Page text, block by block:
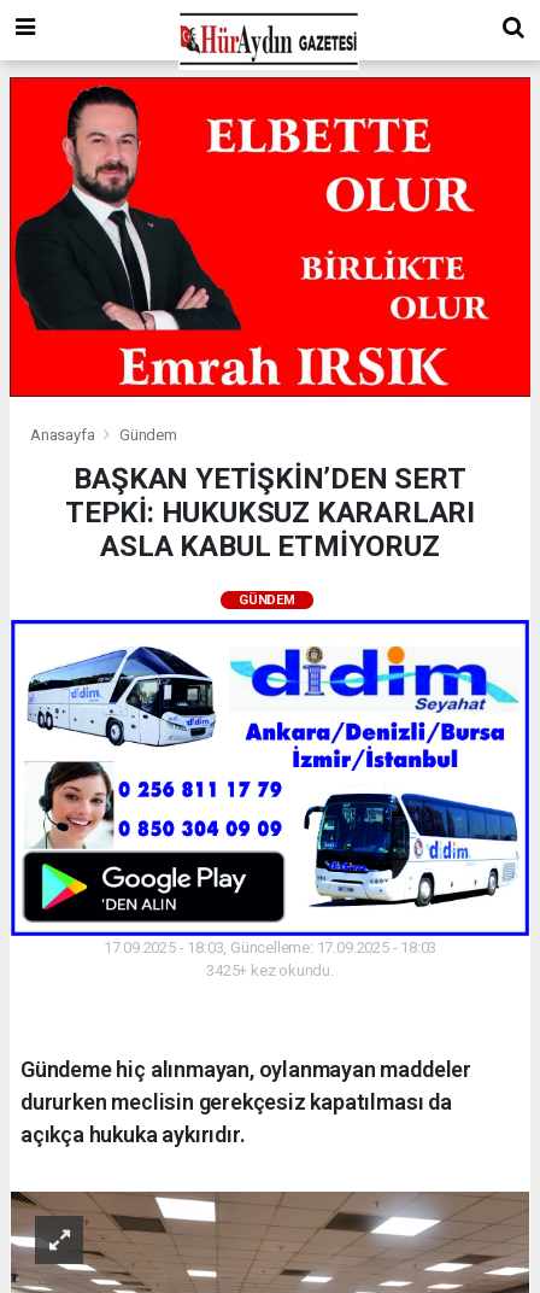
Anasayfa Gündem
BAŞKAN YETİŞKİN’DEN SERT
TEPKİ: HUKUKSUZ KARARLARI
ASLA KABUL ETMİYORUZ
GÜNDEM
17.09.2025 - 18:03, Güncelleme: 17.09.2025 - 18:03
3425+ kez okundu.
Gündeme hiç alınmayan, oylanmayan maddeler
dururken meclisin gerekçesiz kapatılması da
açıkça hukuka aykırıdır.